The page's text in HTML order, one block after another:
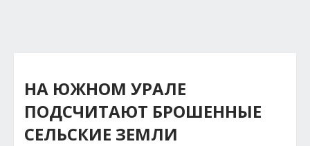
НА ЮЖНОМ УРАЛЕ
ПОДСЧИТАЮТ БРОШЕННЫЕ
СЕЛЬСКИЕ ЗЕМЛИ